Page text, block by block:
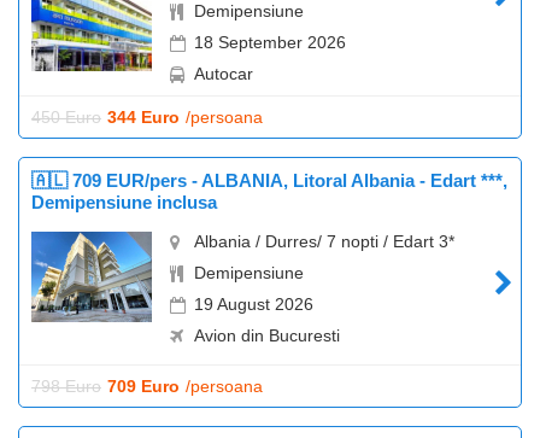
Demipensiune
18 September 2026
Autocar
450 Euro 344 Euro /persoana
🇦🇱 709 EUR/pers - ALBANIA, Litoral Albania - Edart ***,
Demipensiune inclusa
Albania / Durres/ 7 nopti / Edart 3*
Demipensiune
19 August 2026
Avion din Bucuresti
798 Euro 709 Euro /persoana